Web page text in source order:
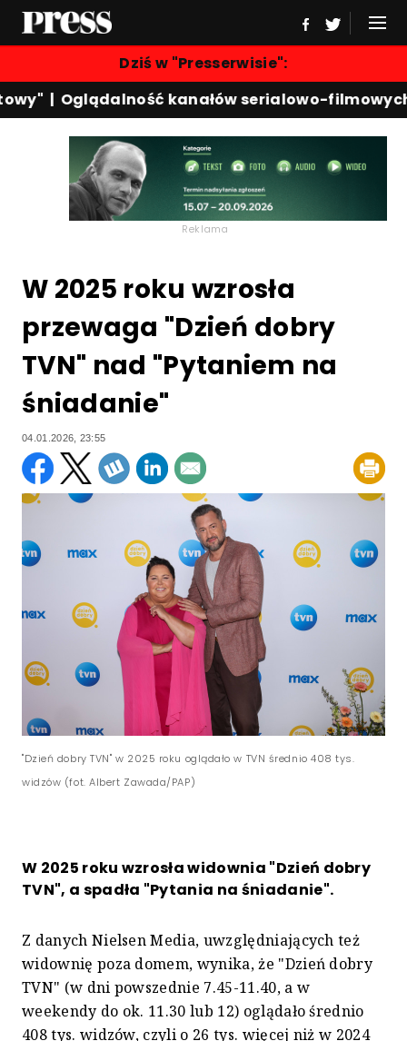
Dziś w "Presserwisie":
|Oglądalność kanałów serialowo-filmowych|
Reklama
W 2025 roku wzrosła
przewaga "Dzień dobry
TVN" nad "Pytaniem na
śniadanie"
04.01.2026, 23:55
"Dzień dobry TVN" w 2025 roku oglądało w TVN średnio 408 tys.
widzów (fot. Albert Zawada/PAP)
W 2025 roku wzrosła widownia "Dzień dobry
TVN", a spadła "Pytania na śniadanie".
Z danych Nielsen Media, uwzględniających też
widownię poza domem, wynika, że "Dzień dobry
TVN" (w dni powszednie 7.45-11.40, a w
weekendy do ok. 11.30 lub 12) oglądało średnio
408 tys. widzów, czyli o 26 tys. więcej niż w 2024